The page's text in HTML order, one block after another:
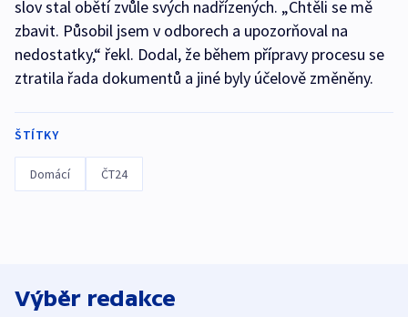
slov stal obětí zvůle svých nadřízených. „Chtěli se mě
zbavit. Působil jsem v odborech a upozorňoval na
nedostatky,“ řekl. Dodal, že během přípravy procesu se
ztratila řada dokumentů a jiné byly účelově změněny.
ŠTÍTKY
Domácí ČT24
Výběr redakce